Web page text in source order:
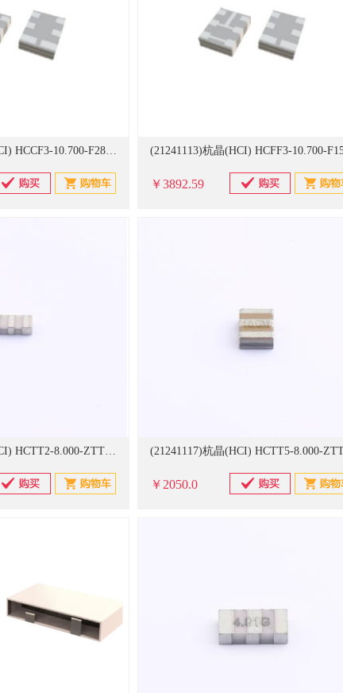
(21241112)杭晶(HCI) HCCF3-10.700-F280IL03A5X Ceramic Filter,3.45x3.1,10.7MHz,BW 280±50,IL 3.0±2.0 1000个/卷 陶瓷滤波器(单位：卷)
￥3892.59
(21241116)杭晶(HCI) HCTT2-8.000-ZTTCR-30X Ceramic Resonator,ZTTCR,4.5x2.0,8MHM,C1=C2 =30pF,±0.5%,-20-85℃,±0.3% 1000个/卷 陶瓷滤波器(单位：卷)
￥2050.0